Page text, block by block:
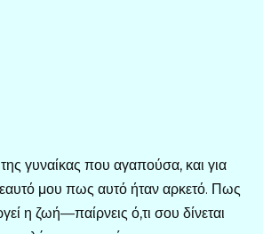
γυναίκας που αγαπούσα, και για
μου πως αυτό ήταν αρκετό. Πως
η ζωή—παίρνεις ό,τι σου δίνεται